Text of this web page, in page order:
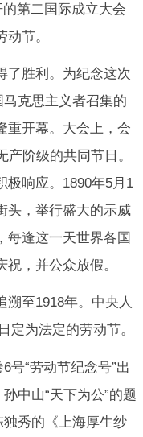
第二国际成立大会
节。
了胜利。为纪念这次
克思主义者召集的
重开幕。大会上，会
阶级的共同节日。
极响应。1890年5月1
头，举行盛大的示威
每逢这一天世界各国
，并公众放假。
溯至1918年。中央人
定为法定的劳动节。
号“劳动节纪念号”出
中山“天下为公”的题
独秀的《上海厚生纱